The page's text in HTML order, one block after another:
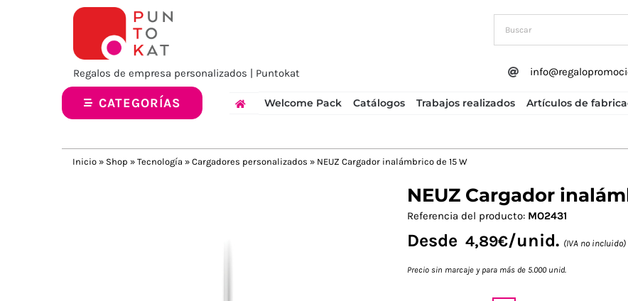
Regalos de empresa personalizados | Puntokat
CATEGORÍAS Welcome Pack Catálogos Trabajos realizados Artículos de
Inicio » Shop » Tecnología » Cargadores personalizados » NEUZ Cargador inalámbrico de 15 W
NEUZ Cargador
Referencia del producto: MO2431
Desde 4,89€/unid. (IVA no incluido)
Precio sin marcaje y para más de 5.000 unid.